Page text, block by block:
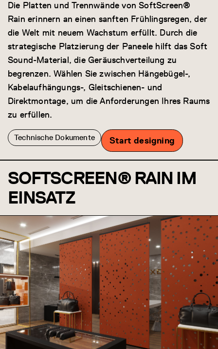
Die Platten und Trennwände von SoftScreen®
Rain erinnern an einen sanften Frühlingsregen, der
die Welt mit neuem Wachstum erfüllt. Durch die
strategische Platzierung der Paneele hilft das Soft
Sound-Material, die Geräuschverteilung zu
begrenzen. Wählen Sie zwischen Hängebügel-,
Kabelaufhängungs-, Gleitschienen- und
Direktmontage, um die Anforderungen Ihres Raums
zu erfüllen.
Technische Dokumente Start designing
SOFTSCREEN® RAIN IM
EINSATZ